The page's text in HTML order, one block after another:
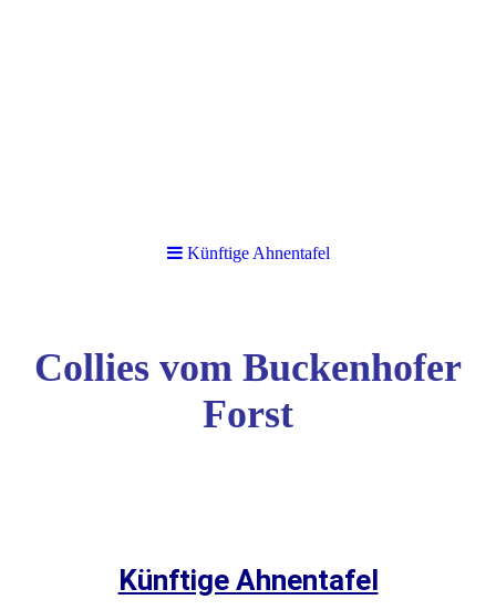
Künftige Ahnentafel
Collies vom Buckenhofer
Forst
Künftige Ahnentafel